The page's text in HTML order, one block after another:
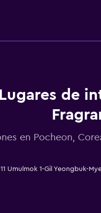
Lugares de
en Pocheon,
Umulmok 1-Gil Yeongbuk-